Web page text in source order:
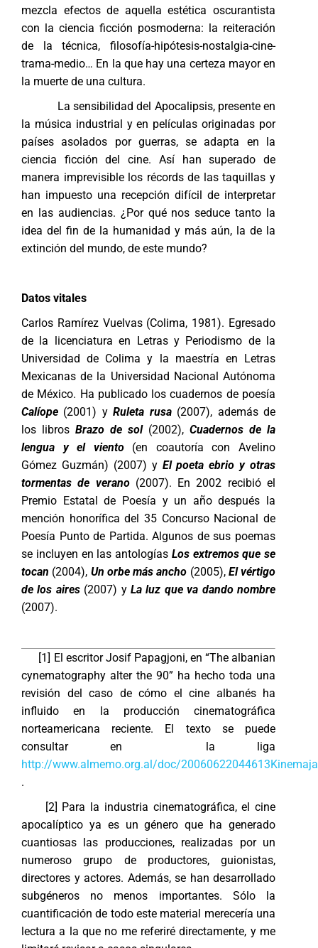
mezcla efectos de aquella estética oscurantista
con la ciencia ficción posmoderna: la reiteración
de la técnica, filosofía-hipótesis-nostalgia-cine-
trama-medio… En la que hay una certeza mayor en
la muerte de una cultura.
La sensibilidad del Apocalipsis, presente en
la música industrial y en películas originadas por
países asolados por guerras, se adapta en la
ciencia ficción del cine. Así han superado de
manera imprevisible los récords de las taquillas y
han impuesto una recepción difícil de interpretar
en las audiencias. ¿Por qué nos seduce tanto la
idea del fin de la humanidad y más aún, la de la
extinción del mundo, de este mundo?
Datos vitales
Carlos Ramírez Vuelvas (Colima, 1981). Egresado
de la licenciatura en Letras y Periodismo de la
Universidad de Colima y la maestría en Letras
Mexicanas de la Universidad Nacional Autónoma
de México. Ha publicado los cuadernos de poesía
Calíope (2001) yRuleta rusa(2007), además de
los libros Brazo de sol (2002), Cuadernos de la
lengua y el viento(en coautoría con Avelino
Gómez Guzmán) (2007) y El poeta ebrio y otras
tormentas de verano(2007). En 2002 recibió el
Premio Estatal de Poesía y un año después la
mención honorífica del 35 Concurso Nacional de
Poesía Punto de Partida. Algunos de sus poemas
se incluyen en las antologías Los extremos que se
tocan (2004), Un orbe más ancho (2005), El vértigo
de los aires(2007) yLa luz que va dando nombre
(2007).
[1] El escritor Josif Papagjoni, en “The albanian
cynematography alter the 90” ha hecho toda una
revisión del caso de cómo el cine albanés ha
influido en la producción cinematográfica
norteamericana reciente. El texto se puede
consultar en la liga
http://www.almemo.org.al/doc/
.
[2] Para la industria cinematográfica, el cine
apocalíptico ya es un género que ha generado
cuantiosas las producciones, realizadas por un
numeroso grupo de productores, guionistas,
directores y actores. Además, se han desarrollado
subgéneros no menos importantes. Sólo la
cuantificación de todo este material merecería una
lectura a la que no me referiré directamente, y me